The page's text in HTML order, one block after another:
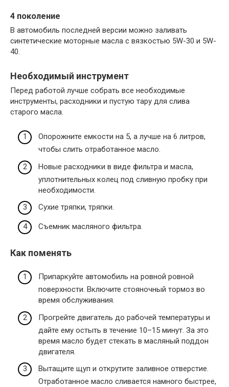
4 поколение
В автомобиль последней версии можно заливать
синтетические моторные масла с вязкостью 5W-30 и 5W-
40.
Необходимый инструмент
Перед работой лучше собрать все необходимые
инструменты, расходники и пустую тару для слива
старого масла.
Опорожните емкости на 5, а лучше на 6 литров,
чтобы слить отработанное масло.
Новые расходники в виде фильтра и масла,
уплотнительных колец под сливную пробку при
необходимости.
Сухие тряпки, тряпки.
Съемник масляного фильтра.
Как поменять
Припаркуйте автомобиль на ровной ровной
поверхности. Включите стояночный тормоз во
время обслуживания.
Прогрейте двигатель до рабочей температуры и
дайте ему остыть в течение 10–15 минут. За это
время масло будет стекать в масляный поддон
двигателя.
Вытащите щуп и открутите заливное отверстие.
Отработанное масло сливается намного быстрее,